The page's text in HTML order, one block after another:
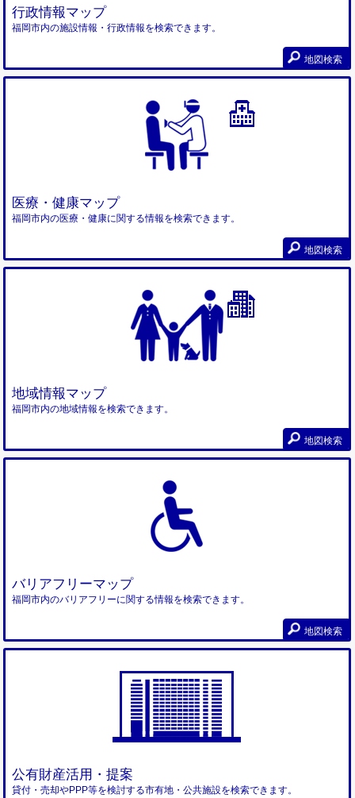
行政情報マップ
福岡市内の施設情報・行政情報を検索できます。
地図検索
医療・健康マップ
福岡市内の医療・健康に関する情報を検索できます。
地図検索
地域情報マップ
福岡市内の地域情報を検索できます。
地図検索
バリアフリーマップ
福岡市内のバリアフリーに関する情報を検索できます。
地図検索
公有財産活用・提案
貸付・売却やPPP等を検討する市有地・公共施設を検索できます。